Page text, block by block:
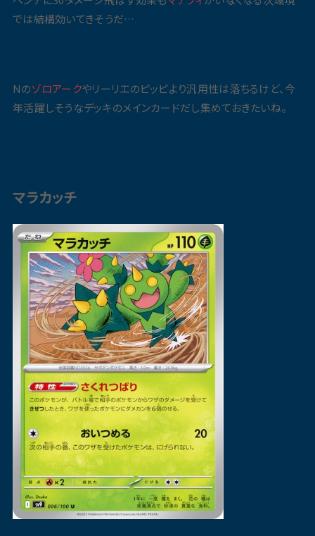
では結構効いてきそうだ…
Nのゾロアークやリーリエのピッピより汎用性は落ちるけど、今
年活躍しそうなデッキのメインカードだし集めておきたいね。
マラカッチ